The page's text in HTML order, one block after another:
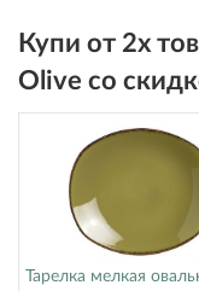
Купи от 2х
Olive со
Тарелка мелкая